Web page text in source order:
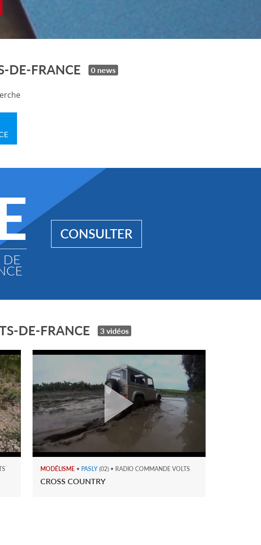
DE-FRANCE 0 news
CONSULTER
DE-FRANCE 3 vidéos
MODÉLISME • PASLY (02) • RADIO COMMANDE VOLTS
CROSS COUNTRY